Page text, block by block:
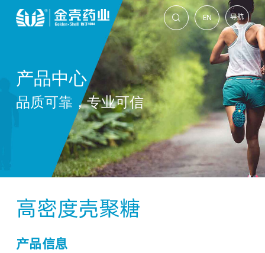
导航
EN

产品中心
品质可靠，专业可信
高密度壳聚糖
产品信息